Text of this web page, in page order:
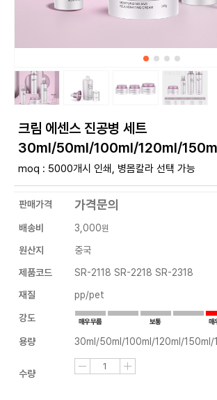
크림 에센스 진공병 세트
30ml/50ml/100ml/120ml/
moq : 5000개시 인쇄, 병몸칼라 선택 가능
판매가격 가격문의
배송비 3,000원
원산지
중국
제품코드
SR-2118 SR-2218 SR-2318
재질
pp/pet
강도
용량 30ml/50ml/100ml/120ml/150ml/
수량